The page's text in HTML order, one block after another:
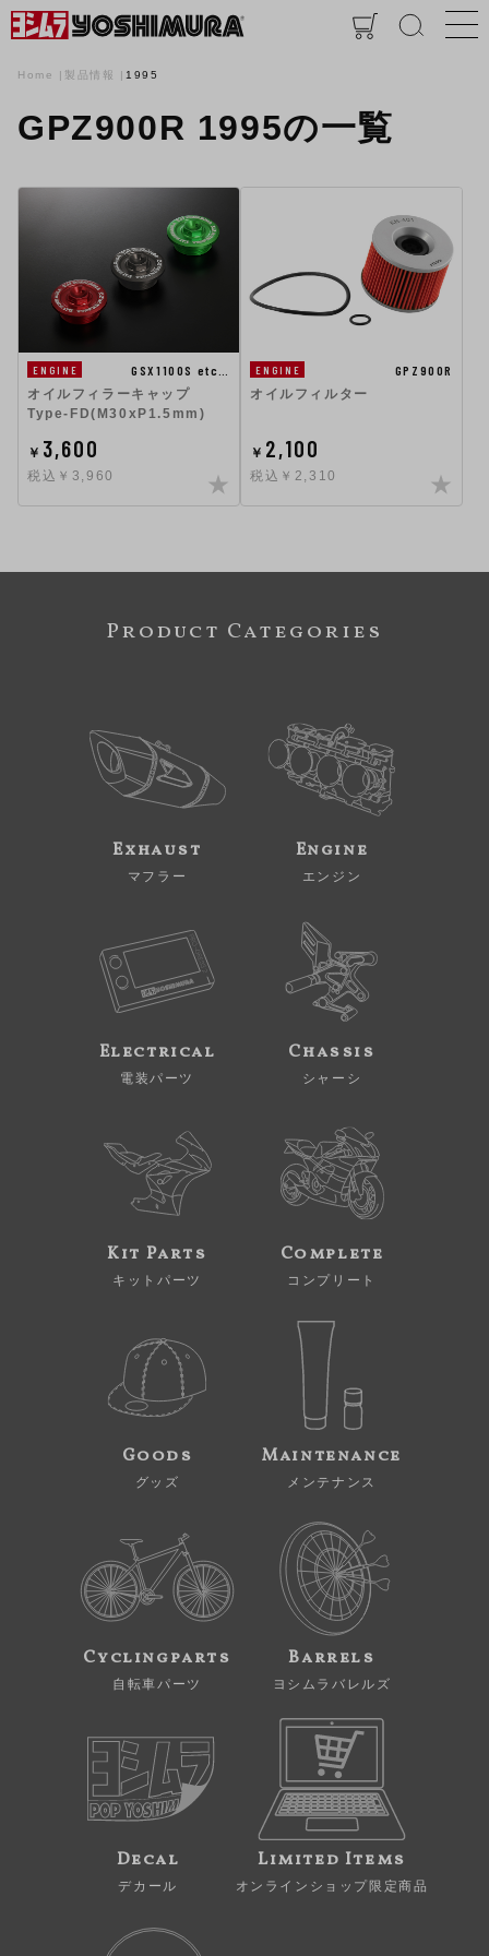
Home 製品情報 1995
GPZ900R 1995の一覧
ENGINE
GSX1100S etc…
オイルフィラーキャップ
Type-FD(M30xP1.5mm)
￥ 3,600
税込￥3,960
ENGINE
GPZ900R
オイルフィルター
￥ 2,100
税込￥2,310
Product Categories
Exhaust
マフラー
Engine
エンジン
Electrical
電装パーツ
Chassis
シャーシ
Kit Parts
キットパーツ
Complete
コンプリート
Goods
グッズ
Maintenance
メンテナンス
Cyclingparts
自転車パーツ
Barrels
ヨシムラバレルズ
Decal
デカール
Limited Items
オンラインショップ限定商品